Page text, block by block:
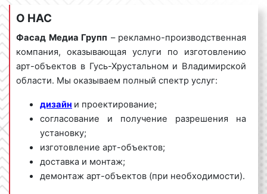
О НАС
Фасад Медиа Групп – рекламно-производственная
компания, оказывающая услуги по изготовлению
арт-объектов в Гусь-Хрустальном и Владимирской
области. Мы оказываем полный спектр услуг:
дизайн и проектирование;
согласование и получение разрешения на
установку;
изготовление арт-объектов;
доставка и монтаж;
демонтаж арт-объектов (при необходимости).